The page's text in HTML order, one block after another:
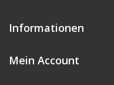
Informationen
Mein Account